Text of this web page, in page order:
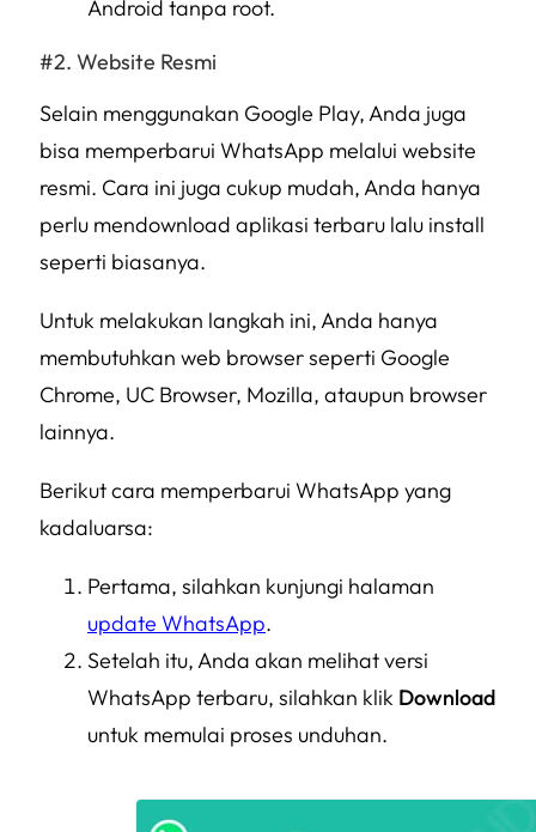
Android tanpa root.
Website Resmi
Selain menggunakan Google Play, Anda juga
bisa memperbarui WhatsApp melalui website
resmi. Cara ini juga cukup mudah, Anda hanya
perlu mendownload aplikasi terbaru lalu install
seperti biasanya.
Untuk melakukan langkah ini, Anda hanya
membutuhkan web browser seperti Google
Chrome, UC Browser, Mozilla, ataupun browser
lainnya.
Berikut cara memperbarui WhatsApp yang
kadaluarsa:
Pertama, silahkan kunjungi halaman
update WhatsApp.
Setelah itu, Anda akan melihat versi
WhatsApp terbaru, silahkan klik Download
untuk memulai proses unduhan.